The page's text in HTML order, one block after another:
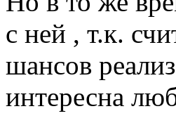
с ней , т.к.
шансов
интересна